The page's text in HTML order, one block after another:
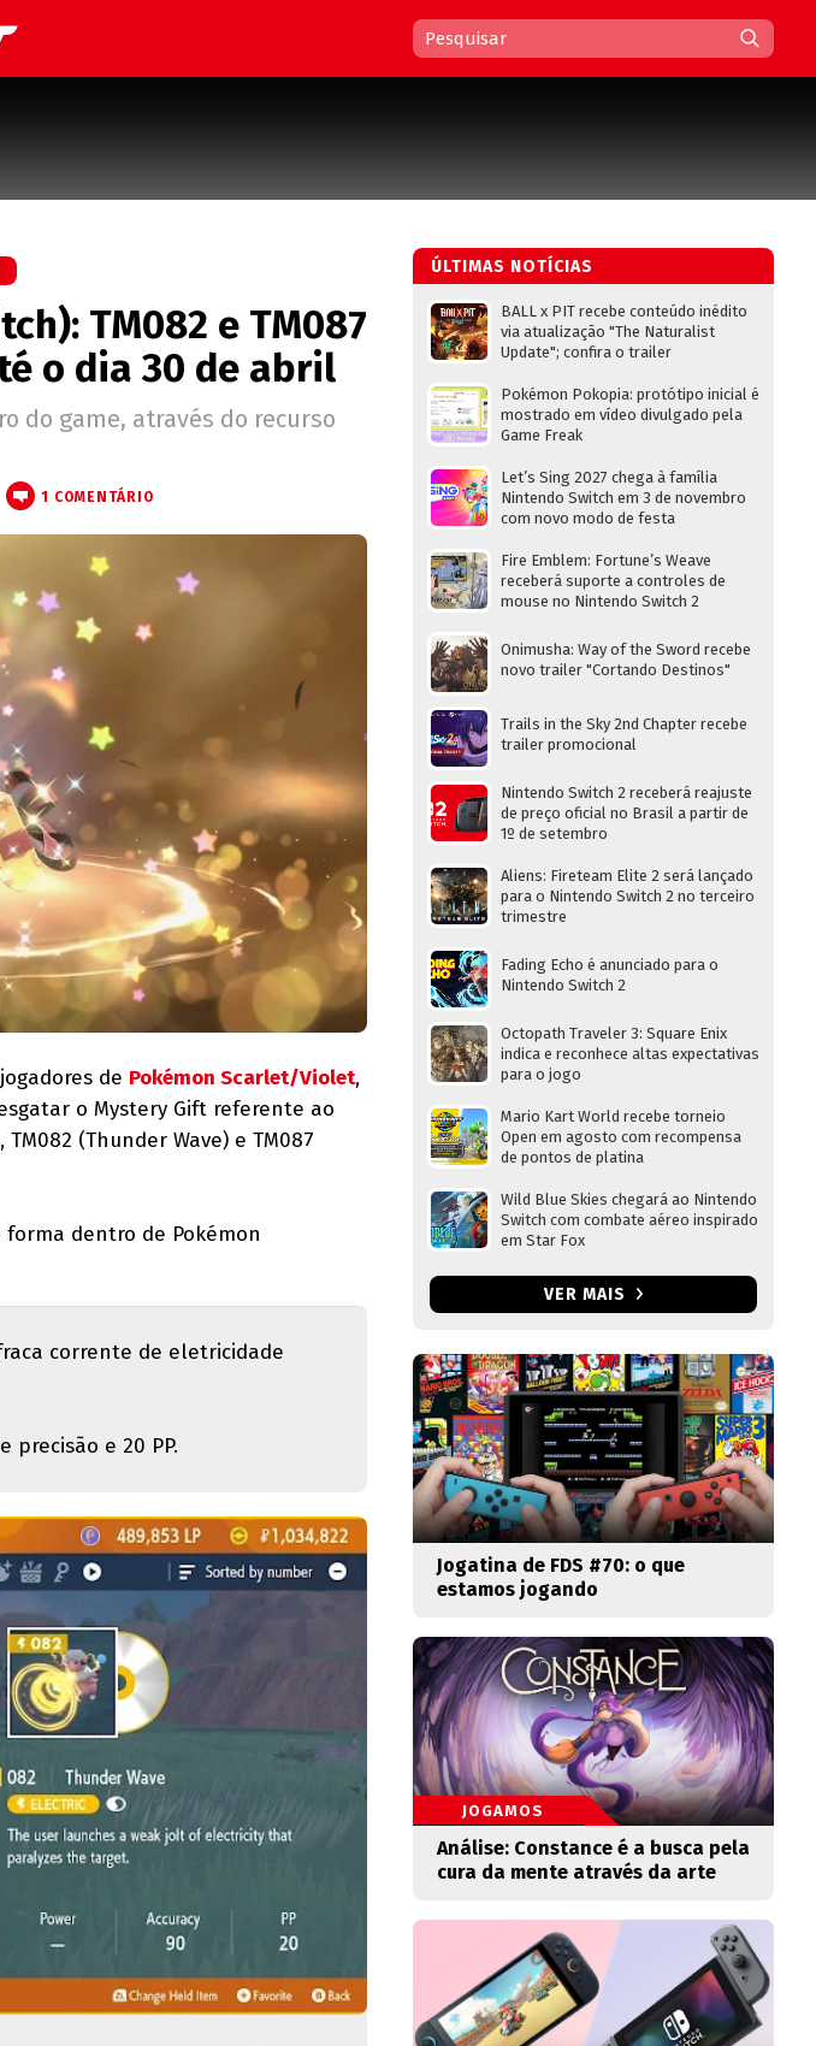
TM082 e TM087
o dia 30 de abril
do game, através do recurso
1 COMENTÁRIO
de Pokémon Scarlet/Violet,
o Mystery Gift referente ao
TM082 (Thunder Wave) e TM087
dentro de Pokémon
corrente de eletricidade
precisão e 20 PP.
ÚLTIMAS NOTÍCIAS
BALL x PIT recebe conteúdo inédito
via atualização "The Naturalist
Update"; confira o trailer
Pokémon Pokopia: protótipo inicial é
mostrado em vídeo divulgado pela
Game Freak
Let’s Sing 2027 chega à família
Nintendo Switch em 3 de novembro
com novo modo de festa
Fire Emblem: Fortune’s Weave
receberá suporte a controles de
mouse no Nintendo Switch 2
Onimusha: Way of the Sword recebe
novo trailer "Cortando Destinos"
Trails in the Sky 2nd Chapter recebe
trailer promocional
Nintendo Switch 2 receberá reajuste
de preço oficial no Brasil a partir de
1º de setembro
Aliens: Fireteam Elite 2 será lançado
para o Nintendo Switch 2 no terceiro
trimestre
Fading Echo é anunciado para o
Nintendo Switch 2
Octopath Traveler 3: Square Enix
indica e reconhece altas expectativas
para o jogo
Mario Kart World recebe torneio
Open em agosto com recompensa
de pontos de platina
Wild Blue Skies chegará ao Nintendo
Switch com combate aéreo inspirado
em Star Fox
VER MAIS
Jogatina de FDS #70: o que
estamos jogando
JOGAMOS
Análise: Constance é a busca pela
cura da mente através da arte